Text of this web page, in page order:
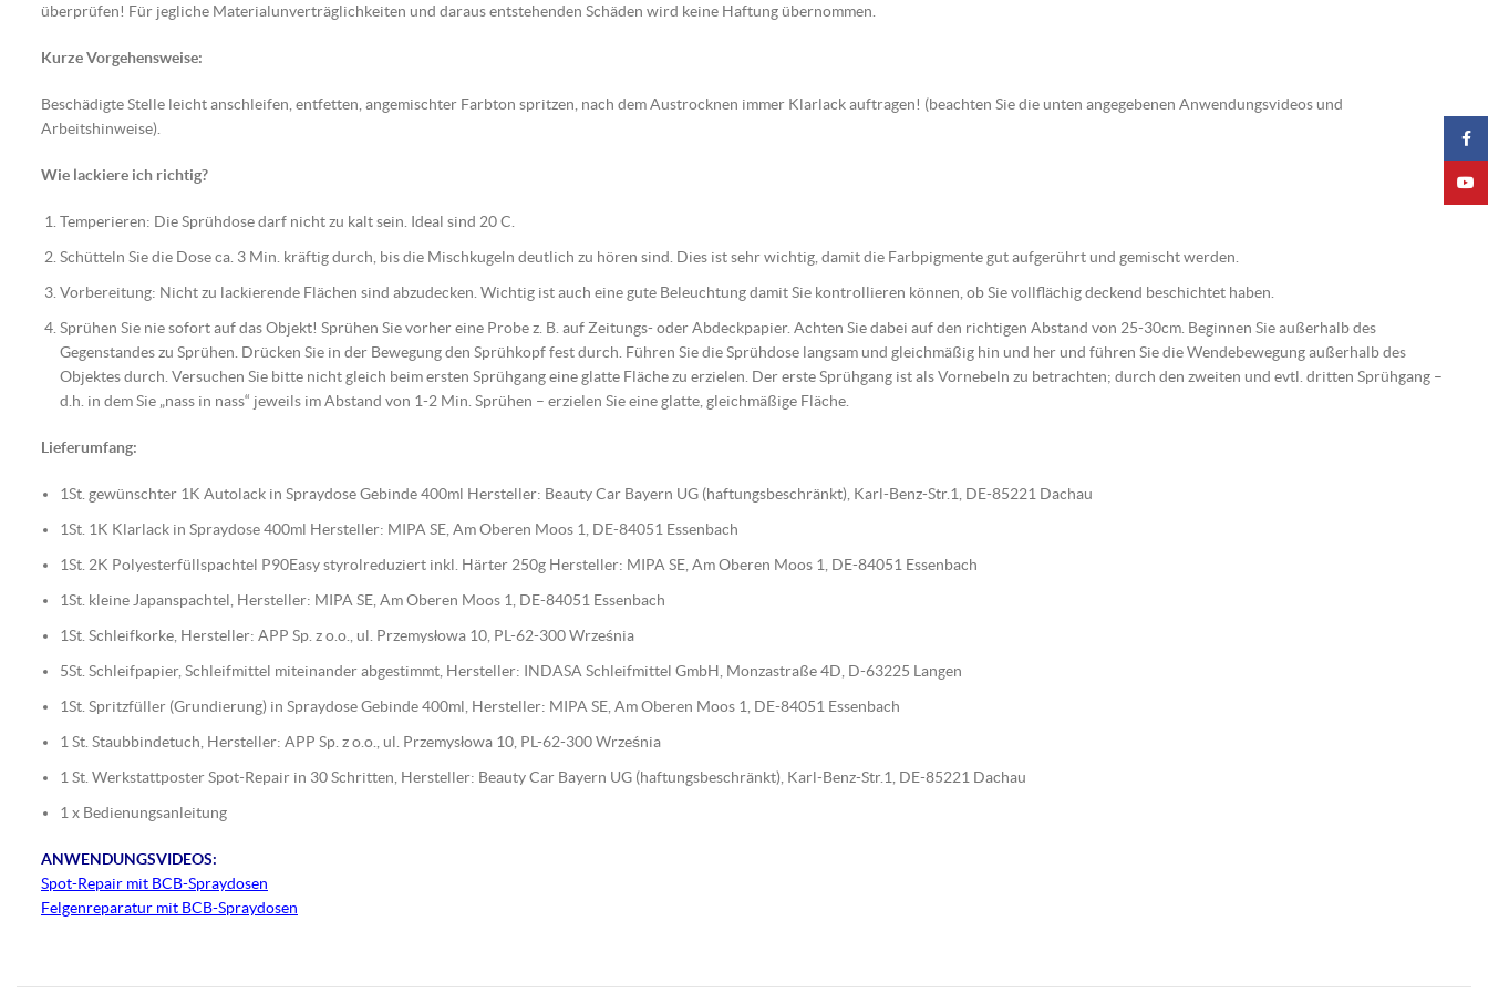
überprüfen! Für jegliche Materialunverträglichkeiten und daraus entstehenden Schäden wird keine Haftung übernommen.
Kurze Vorgehensweise:
Beschädigte Stelle leicht anschleifen, entfetten, angemischter Farbton spritzen, nach dem Austrocknen immer Klarlack auftragen! (beachten Sie die unten angegebenen Anwendungsvideos und
Arbeitshinweise).
Wie lackiere ich richtig?
Temperieren: Die Sprühdose darf nicht zu kalt sein. Ideal sind 20 C.
Schütteln Sie die Dose ca. 3 Min. kräftig durch, bis die Mischkugeln deutlich zu hören sind. Dies ist sehr wichtig, damit die Farbpigmente gut aufgerührt und gemischt werden.
Vorbereitung: Nicht zu lackierende Flächen sind abzudecken. Wichtig ist auch eine gute Beleuchtung damit Sie kontrollieren können, ob Sie vollflächig deckend beschichtet haben.
Sprühen Sie nie sofort auf das Objekt! Sprühen Sie vorher eine Probe z. B. auf Zeitungs- oder Abdeckpapier. Achten Sie dabei auf den richtigen Abstand von 25-30cm. Beginnen Sie außerhalb des
Gegenstandes zu Sprühen. Drücken Sie in der Bewegung den Sprühkopf fest durch. Führen Sie die Sprühdose langsam und gleichmäßig hin und her und führen Sie die Wendebewegung außerhalb des
Objektes durch. Versuchen Sie bitte nicht gleich beim ersten Sprühgang eine glatte Fläche zu erzielen. Der erste Sprühgang ist als Vornebeln zu betrachten; durch den zweiten und evtl. dritten Sprühgang –
d.h. in dem Sie „nass in nass“ jeweils im Abstand von 1-2 Min. Sprühen – erzielen Sie eine glatte, gleichmäßige Fläche.
Lieferumfang:
1St. gewünschter 1K Autolack in Spraydose Gebinde 400ml Hersteller: Beauty Car Bayern UG (haftungsbeschränkt), Karl-Benz-Str.1, DE-85221 Dachau
1St. 1K Klarlack in Spraydose 400ml Hersteller: MIPA SE, Am Oberen Moos 1, DE-84051 Essenbach
1St. 2K Polyesterfüllspachtel P90Easy styrolreduziert inkl. Härter 250g Hersteller: MIPA SE, Am Oberen Moos 1, DE-84051 Essenbach
1St. kleine Japanspachtel, Hersteller: MIPA SE, Am Oberen Moos 1, DE-84051 Essenbach
1St. Schleifkorke, Hersteller: APP Sp. z o.o., ul. Przemysłowa 10, PL-62-300 Września
5St. Schleifpapier, Schleifmittel miteinander abgestimmt, Hersteller: INDASA Schleifmittel GmbH, Monzastraße 4D, D-63225 Langen
1St. Spritzfüller (Grundierung) in Spraydose Gebinde 400ml, Hersteller: MIPA SE, Am Oberen Moos 1, DE-84051 Essenbach
1 St. Staubbindetuch, Hersteller: APP Sp. z o.o., ul. Przemysłowa 10, PL-62-300 Września
1 St. Werkstattposter Spot-Repair in 30 Schritten, Hersteller: Beauty Car Bayern UG (haftungsbeschränkt), Karl-Benz-Str.1, DE-85221 Dachau
1 x Bedienungsanleitung
ANWENDUNGSVIDEOS:
Spot-Repair mit BCB-Spraydosen
Felgenreparatur mit BCB-Spraydosen